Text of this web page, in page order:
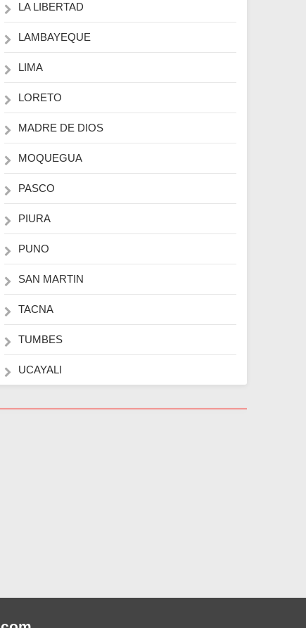
LA LIBERTAD
LAMBAYEQUE
LIMA
LORETO
MADRE DE DIOS
MOQUEGUA
PASCO
PIURA
PUNO
SAN MARTIN
TACNA
TUMBES
UCAYALI